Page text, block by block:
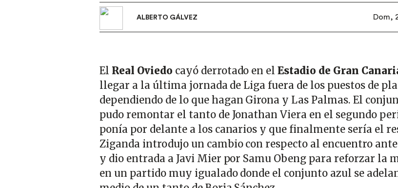
ALBERTO GÁLVEZ Dom,
El Real Oviedo cayó derrotado en elEstadio de Gran
llegar a la última jornada de Liga fuera de los puestos de
dependiendo de lo que hagan Girona y Las Palmas. El
pudo remontar el tanto de Jonathan Viera en el segundo
ponía por delante a los canarios y que finalmente sería el
Ziganda introdujo un cambio con respecto al encuentro
y dio entrada a Javi Mier por Samu Obeng para reforzar la
en un partido muy igualado donde el conjunto azul se